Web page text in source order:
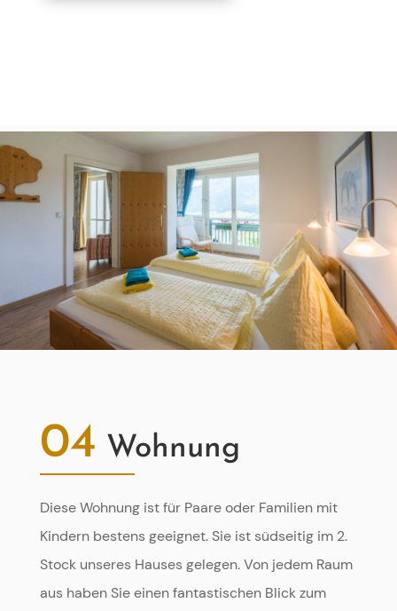
04 Wohnung
Diese Wohnung ist für Paare oder Familien mit
Kindern bestens geeignet. Sie ist südseitig im 2.
Stock unseres Hauses gelegen. Von jedem Raum
aus haben Sie einen fantastischen Blick zum